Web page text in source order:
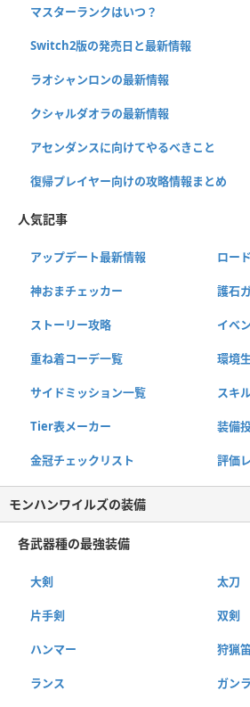
マスターランクはいつ？
Switch2版の発売日と最新情報
ラオシャンロンの最新情報
クシャルダオラの最新情報
アセンダンスに向けてやるべきこと
復帰プレイヤー向けの攻略情報まとめ
人気記事
アップデート最新情報 ロー
神おまチェッカー 護石
ストーリー攻略 イベ
重ね着コーデ一覧 環境
サイドミッション一覧 スキ
Tier表メーカー 装備
金冠チェックリスト 評価
モンハンワイルズの装備
各武器種の最強装備
大剣 太刀
片手剣 双剣
ハンマー 狩猟
ランス ガン